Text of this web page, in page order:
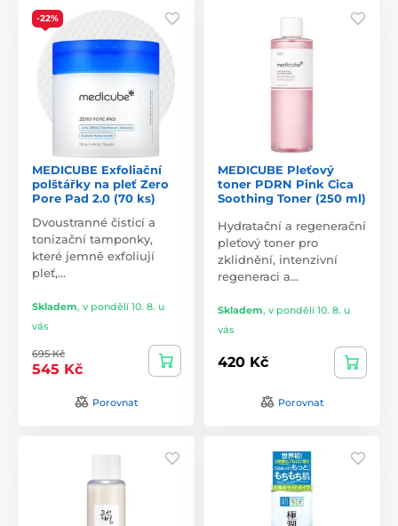
-22%
MEDICUBE Exfoliační
polštářky na pleť Zero
Pore Pad 2.0 (70 ks)
Dvoustranné čisticí a
tonizační tamponky,
které jemně exfoliují
pleť,…
Skladem, v pondělí 10. 8. u
vás
695 Kč
545 Kč
Porovnat
MEDICUBE Pleťový
toner PDRN Pink Cica
Soothing Toner (250 ml)
Hydratační a regenerační
pleťový toner pro
zklidnění, intenzivní
regeneraci a…
Skladem, v pondělí 10. 8. u
vás
420 Kč
Porovnat